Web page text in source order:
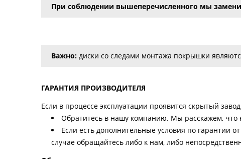
При соблюдении вышеперечисленного мы
Важно: диски со следами монтажа покрышки
ГАРАНТИЯ ПРОИЗВОДИТЕЛЯ
Если в процессе эксплуатации проявится скрытый
Обратитесь в нашу компанию. Мы расскажем, что
Если есть дополнительные условия по гарантии
случае обращайтесь либо к нам, либо